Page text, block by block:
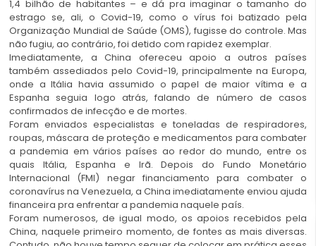
1,4 bilhão de habitantes – e dá pra imaginar o tamanho do
estrago se, ali, o Covid-19, como o vírus foi batizado pela
Organização Mundial de Saúde (OMS), fugisse do controle. Mas
não fugiu, ao contrário, foi detido com rapidez exemplar.
Imediatamente, a China ofereceu apoio a outros países
também assediados pelo Covid-19, principalmente na Europa,
onde a Itália havia assumido o papel de maior vítima e a
Espanha seguia logo atrás, falando de número de casos
confirmados de infecção e de mortes.
Foram enviados especialistas e toneladas de respiradores,
roupas, máscara de proteção e medicamentos para combater
a pandemia em vários países ao redor do mundo, entre os
quais Itália, Espanha e Irã. Depois do Fundo Monetário
Internacional (FMI) negar financiamento para combater o
coronavírus na Venezuela, a China imediatamente enviou ajuda
financeira pra enfrentar a pandemia naquele país.
Foram numerosos, de igual modo, os apoios recebidos pela
China, naquele primeiro momento, de fontes as mais diversas.